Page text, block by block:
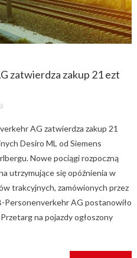
zatwierdza zakup 21 ezt
AG zatwierdza zakup 21
Desiro ML od Siemens
Nowe pociągi rozpoczną
utrzymujące się opóźnienia w
trakcyjnych, zamówionych przez
Personenverkehr AG postanowiło
na pojazdy ogłoszony